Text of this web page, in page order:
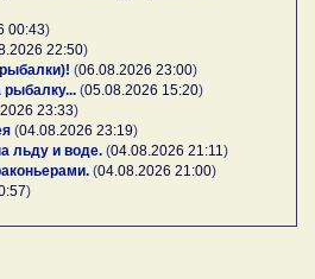
00:43)
22:50)
(06.08.2026 23:00)
рыбалку... (05.08.2026 15:20)
23:33)
(04.08.2026 23:19)
льду и воде. (04.08.2026 21:11)
(04.08.2026 21:00)
)